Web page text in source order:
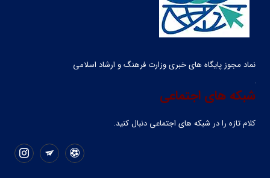
نماد مجوز پایگاه های خبری وزارت فرهنگ و ارشاد اسلامی
شبکه های اجتماعی
کلام تازه را در شبکه ‌های اجتماعی دنبال کنید.